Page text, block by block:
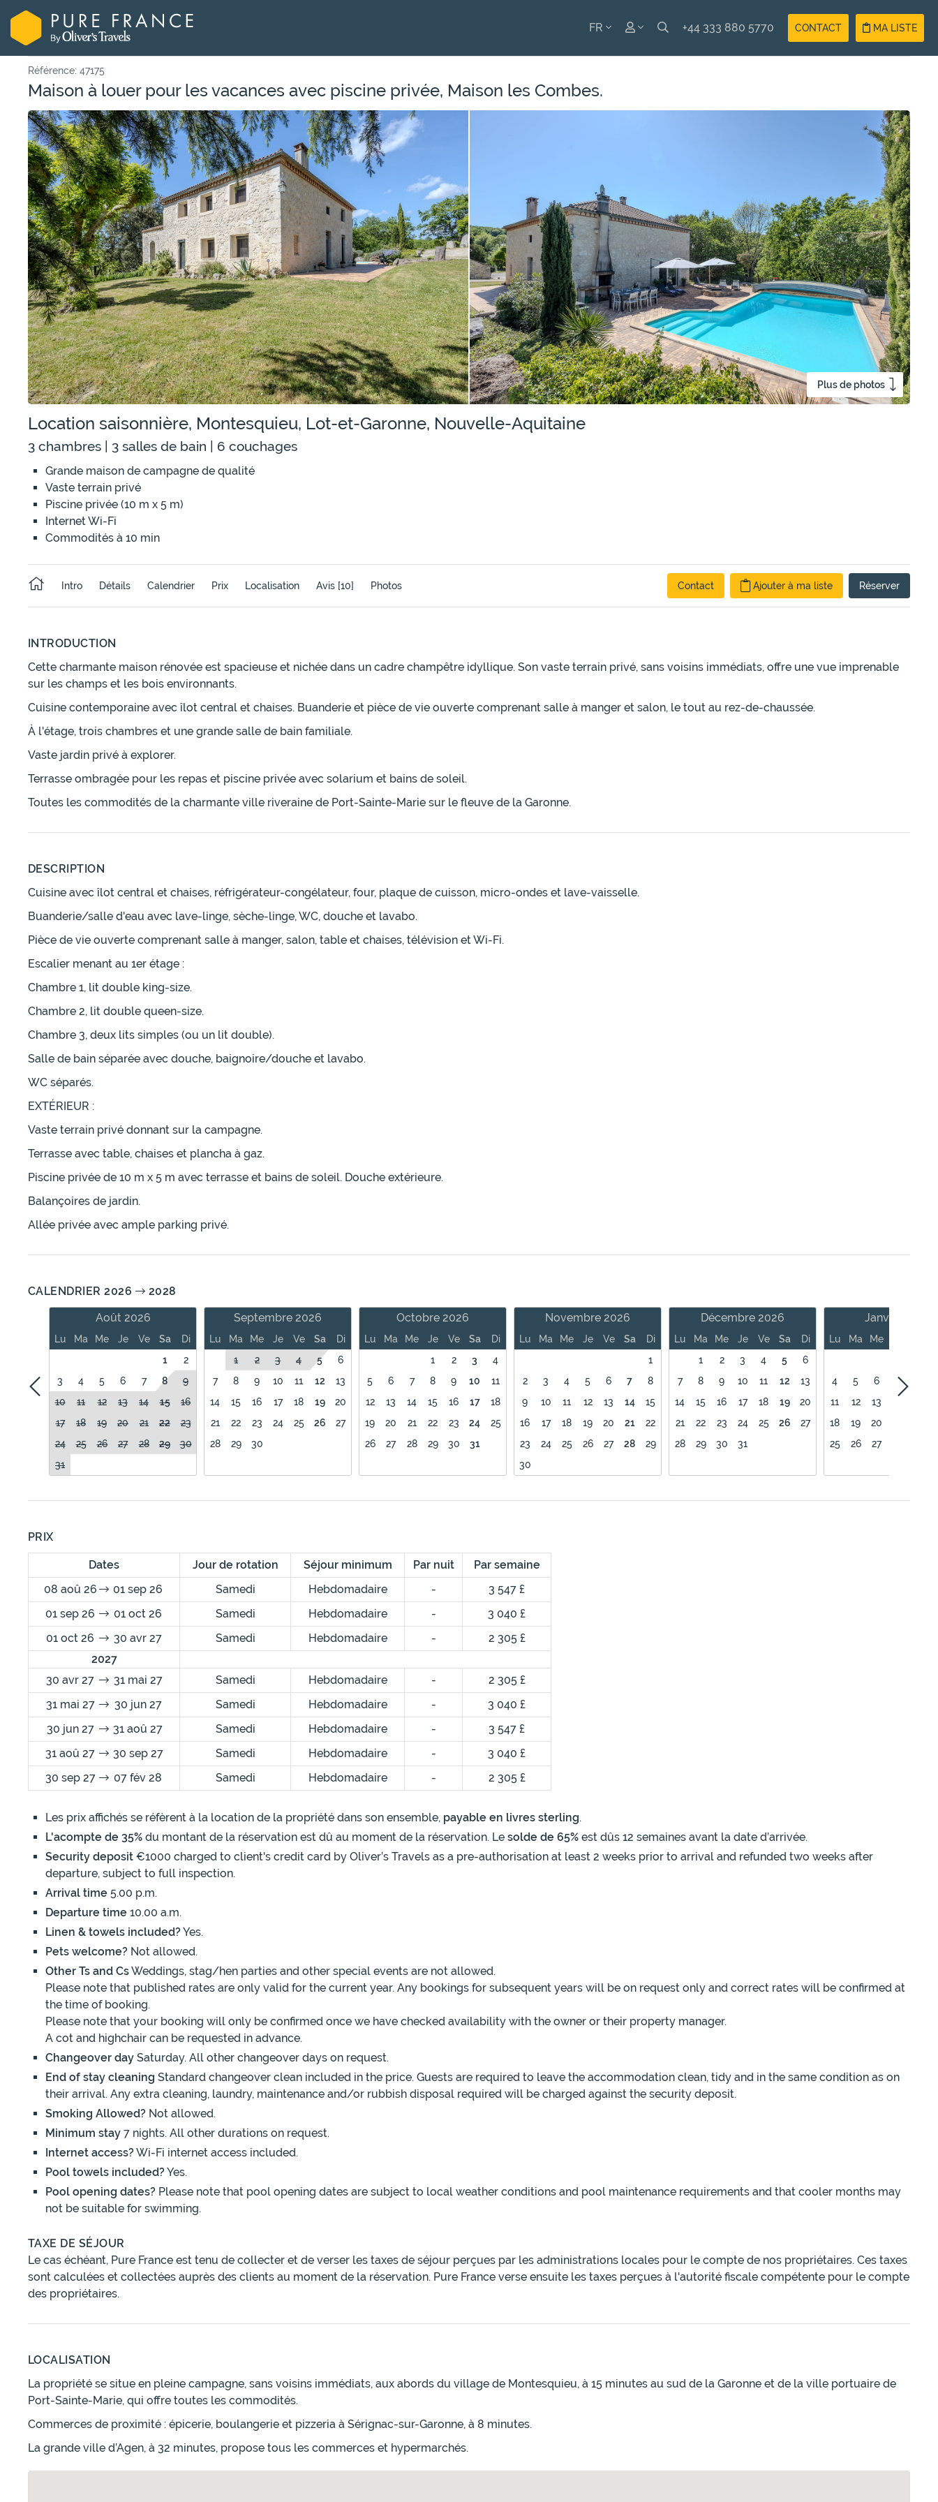
MA LISTE
CONTACT
+44 333 880 5770
Compte
Compte
FR
ENGLISH
Référence: 47175
Maison à louer pour les vacances avec piscine privée, Maison les Combes.
Plus de photos
Location saisonnière, Montesquieu, Lot-et-Garonne, Nouvelle-Aquitaine
3 chambres | 3 salles de bain | 6 couchages
Grande maison de campagne de qualité
Vaste terrain privé
Piscine privée (10 m x 5 m)
Internet Wi-Fi
Commodités à 10 min
Intro Détails Calendrier Prix Localisation Avis [10] Photos Contact Ajouter à ma liste Réserver
INTRODUCTION
Cette charmante maison rénovée est spacieuse et nichée dans un cadre champêtre idyllique. Son vaste terrain privé, sans voisins immédiats, offre une vue imprenable
sur les champs et les bois environnants.
Cuisine contemporaine avec îlot central et chaises. Buanderie et pièce de vie ouverte comprenant salle à manger et salon, le tout au rez-de-chaussée.
À l'étage, trois chambres et une grande salle de bain familiale.
Vaste jardin privé à explorer.
Terrasse ombragée pour les repas et piscine privée avec solarium et bains de soleil.
Toutes les commodités de la charmante ville riveraine de Port-Sainte-Marie sur le fleuve de la Garonne.
DESCRIPTION
Cuisine avec îlot central et chaises, réfrigérateur-congélateur, four, plaque de cuisson, micro-ondes et lave-vaisselle.
Buanderie/salle d'eau avec lave-linge, sèche-linge, WC, douche et lavabo.
Pièce de vie ouverte comprenant salle à manger, salon, table et chaises, télévision et Wi-Fi.
Escalier menant au 1er étage :
Chambre 1, lit double king-size.
Chambre 2, lit double queen-size.
Chambre 3, deux lits simples (ou un lit double).
Salle de bain séparée avec douche, baignoire/douche et lavabo.
WC séparés.
EXTÉRIEUR :
Vaste terrain privé donnant sur la campagne.
Terrasse avec table, chaises et plancha à gaz.
Piscine privée de 10 m x 5 m avec terrasse et bains de soleil. Douche extérieure.
Balançoires de jardin.
Allée privée avec ample parking privé.
CALENDRIER 2026
2028
Août 2026
Lu Ma Me Je Ve Sa
Di
1
2
3
4 5 6 7 8
9
10
11 12 13 14 15
16
17
18 19 20 21 22
23
24
25 26 27 28 29
30
31
Septembre 2026
Lu Ma Me Je Ve Sa
Di
1
2 3 4 5
6
7
8 9 10 11 12
13
14
15 16 17 18 19
20
21
22 23 24 25 26
27
28
29 30
Octobre 2026
Lu Ma Me Je Ve Sa
Di
1
2 3
4
5
6 7 8 9 10
11
12
13 14 15 16 17
18
19
20 21 22 23 24
25
26
27 28 29 30 31
Novembre 2026
Lu Ma Me Je Ve Sa
Di
1
2
3 4 5 6 7
8
9
10 11 12 13 14
15
16
17 18 19 20 21
22
23
24 25 26 27 28
29
30
Décembre 2026
Lu Ma Me Je Ve Sa
Di
1
2 3 4 5
6
7
8 9 10 11 12
13
14
15 16 17 18 19
20
21
22 23 24 25 26
27
28
29 30 31
Janvier 2027
Lu Ma Me
4
5 6 7
11
12 13
18
19 20
25
26 27
PRIX
Dates Jour de rotation Séjour minimum Par nuit
Par semaine
08 aoû 26
01 sep 26 Samedi Hebdomadaire -
3 547 £
01 sep 26
01 oct 26 Samedi Hebdomadaire -
3 040 £
01 oct 26
30 avr 27 Samedi Hebdomadaire -
2 305 £
2027
30 avr 27
31 mai 27 Samedi Hebdomadaire -
2 305 £
31 mai 27
30 jun 27 Samedi Hebdomadaire -
3 040 £
30 jun 27
31 aoû 27 Samedi Hebdomadaire -
3 547 £
31 aoû 27
30 sep 27 Samedi Hebdomadaire -
3 040 £
30 sep 27
07 fév 28 Samedi Hebdomadaire - 2 305 £
Les prix affichés se réfèrent à la location de la propriété dans son ensemble, payable en livres sterling.
L'acompte de 35% du montant de la réservation est dû au moment de la réservation. Le solde de 65% est dûs 12 semaines avant la date d’arrivée.
Security deposit €1000 charged to client's credit card by Oliver’s Travels as a pre-authorisation at least 2 weeks prior to arrival and refunded two weeks after
departure, subject to full inspection.
Arrival time 5.00 p.m.
Departure time 10.00 a.m.
Linen & towels included?Yes.
Pets welcome? Not allowed.
Other Ts and CsWeddings, stag/hen parties and other special events are not allowed.
Please note that published rates are only valid for the current year. Any bookings for subsequent years will be on request only and correct rates will be confirmed at
the time of booking.
Please note that your booking will only be confirmed once we have checked availability with the owner or their property manager.
A cot and highchair can be requested in advance.
Changeover day Saturday. All other changeover days on request.
End of stay cleaning Standard changeover clean included in the price. Guests are required to leave the accommodation clean, tidy and in the same condition as on
their arrival. Any extra cleaning, laundry, maintenance and/or rubbish disposal required will be charged against the security deposit.
Smoking Allowed? Not allowed.
Minimum stay 7 nights. All other durations on request.
Internet access?Wi-Fi internet access included.
Pool towels included?Yes.
Pool opening dates? Please note that pool opening dates are subject to local weather conditions and pool maintenance requirements and that cooler months may
not be suitable for swimming.
TAXE DE SÉJOUR
Le cas échéant, Pure France est tenu de collecter et de verser les taxes de séjour perçues par les administrations locales pour le compte de nos propriétaires. Ces taxes
sont calculées et collectées auprès des clients au moment de la réservation. Pure France verse ensuite les taxes perçues à l'autorité fiscale compétente pour le compte
des propriétaires.
LOCALISATION
La propriété se situe en pleine campagne, sans voisins immédiats, aux abords du village de Montesquieu, à 15 minutes au sud de la Garonne et de la ville portuaire de
Port-Sainte-Marie, qui offre toutes les commodités.
Commerces de proximité : épicerie, boulangerie et pizzeria à Sérignac-sur-Garonne, à 8 minutes.
La grande ville d’Agen, à 32 minutes, propose tous les commerces et hypermarchés.